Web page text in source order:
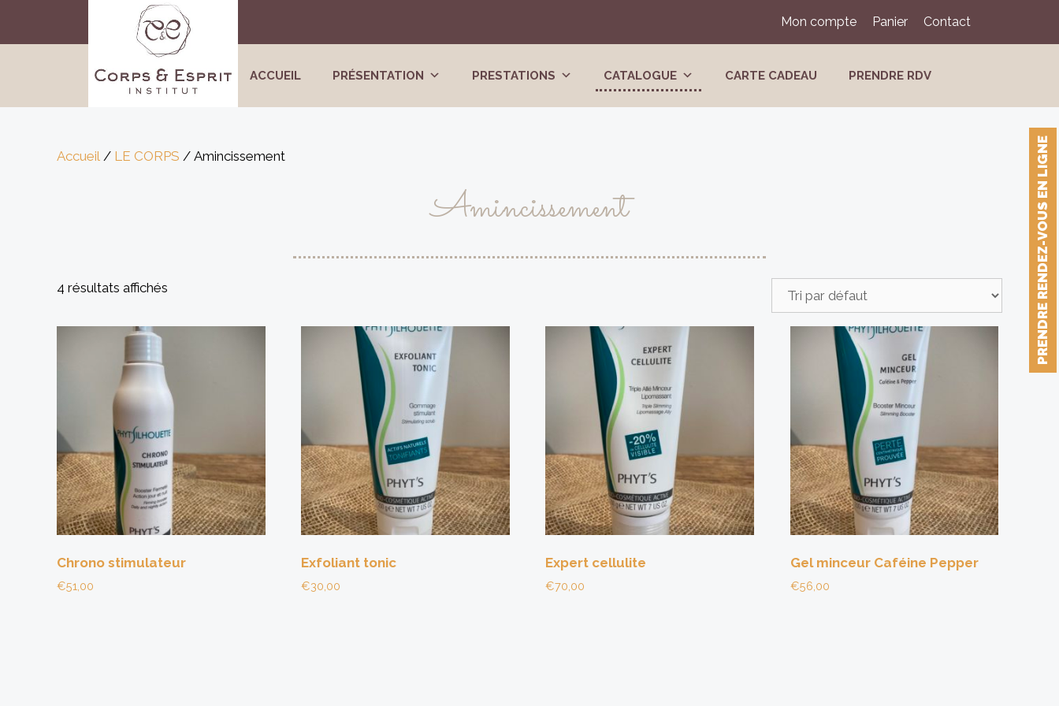
contenu
Mon compte Panier Contact
ACCUEIL PRÉSENTATION PRESTATIONS CATALOGUE CARTE CADEAU PRENDRE RDV
PRENDRE RENDEZ-VOUS EN LIGNE
Accueil / LE CORPS / Amincissement
Amincissement
4 résultats affichés
Chrono stimulateur
€51,00
Exfoliant tonic
€30,00
Expert cellulite
€70,00
Gel minceur Caféine Pepper
€56,00